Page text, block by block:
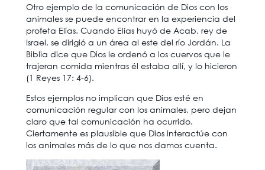
Otro ejemplo de la comunicación de Dios con los
animales se puede encontrar en la experiencia del
profeta Elías. Cuando Elías huyó de Acab, rey de
Israel, se dirigió a un área al este del río Jordán. La
Biblia dice que Dios le ordenó a los cuervos que le
trajeran comida mientras él estaba allí, y lo hicieron
(1 Reyes 17: 4-6).
Estos ejemplos no implican que Dios esté en
comunicación regular con los animales, pero dejan
claro que tal comunicación ha ocurrido.
Ciertamente es plausible que Dios interactúe con
los animales más de lo que nos damos cuenta.